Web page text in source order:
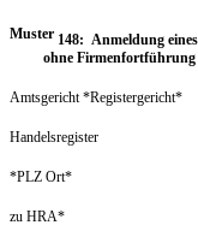
Muster 148: Anmeldung
ohne Firmenfortführung
Amtsgericht *Registergericht*
Handelsregister
*PLZ Ort*
zu HRA*